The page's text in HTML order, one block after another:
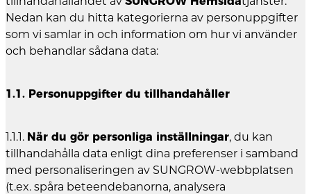
Nedan kan du hitta kategorierna av personuppgifter
som vi samlar in och information om hur vi använder
och behandlar sådana data:
1.1. Personuppgifter du tillhandahåller
1.1.1. När du gör personliga inställningar, du kan
tillhandahålla data enligt dina preferenser i samband
med personaliseringen av SUNGROW-webbplatsen
(t.ex. spåra beteendebanorna, analysera